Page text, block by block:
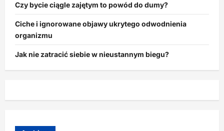
Czy bycie ciągle zajętym to powód do dumy?
Ciche i ignorowane objawy ukrytego odwodnienia
organizmu
Jak nie zatracić siebie w nieustannym biegu?